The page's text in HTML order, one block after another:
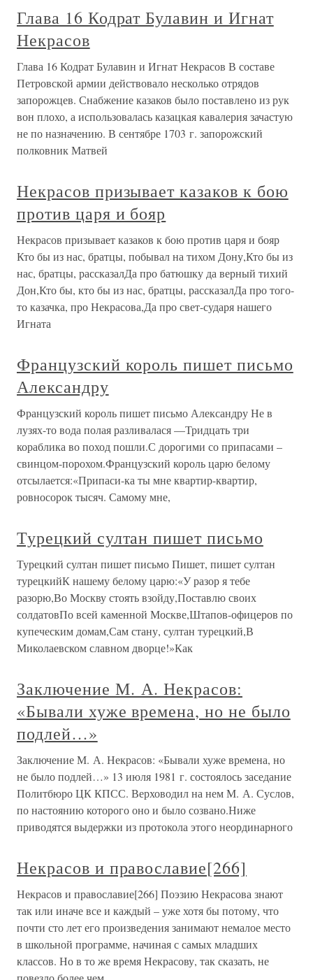
Глава 16 Кодрат Булавин и Игнат
Некрасов
Глава 16 Кодрат Булавин и Игнат Некрасов В составе
Петровской армии действовало несколько отрядов
запорожцев. Снабжение казаков было поставлено из рук
вон плохо, а использовалась казацкая кавалерия зачастую
не по назначению. В сентябре 1703 г. запорожский
полковник Матвей
Некрасов призывает казаков к бою
против царя и бояр
Некрасов призывает казаков к бою против царя и бояр
Кто бы из нас, братцы, побывал на тихом Дону,Кто бы из
нас, братцы, рассказалДа про батюшку да верный тихий
Дон,Кто бы, кто бы из нас, братцы, рассказалДа про того-
то казачка, про Некрасова,Да про свет-сударя нашего
Игната
Французский король пишет письмо
Александру
Французский король пишет письмо Александру Не в
лузях-то вода полая разливалася —Тридцать три
кораблика во поход пошли.С дорогими со припасами –
свинцом-порохом.Французский король царю белому
отсылается:«Припаси-ка ты мне квартир-квартир,
ровносорок тысяч. Самому мне,
Турецкий султан пишет письмо
Турецкий султан пишет письмо Пишет, пишет султан
турецкийК нашему белому царю:«У разор я тебе
разорю,Во Москву стоять взойду,Поставлю своих
солдатовПо всей каменной Москве,Штапов-офицеров по
купеческим домам,Сам стану, султан турецкий,В
Миколаевском славном дворце!»Как
Заключение М. А. Некрасов:
«Бывали хуже времена, но не было
подлей…»
Заключение М. А. Некрасов: «Бывали хуже времена, но
не было подлей…» 13 июля 1981 г. состоялось заседание
Политбюро ЦК КПСС. Верховодил на нем М. А. Суслов,
по настоянию которого оно и было созвано.Ниже
приводятся выдержки из протокола этого неординарного
Некрасов и православие[266]
Некрасов и православие[266] Поэзию Некрасова знают
так или иначе все и каждый – уже хотя бы потому, что
почти сто лет его произведения занимают немалое место
в школьной программе, начиная с самых младших
классов. Но в то же время Некрасову, так сказать, не